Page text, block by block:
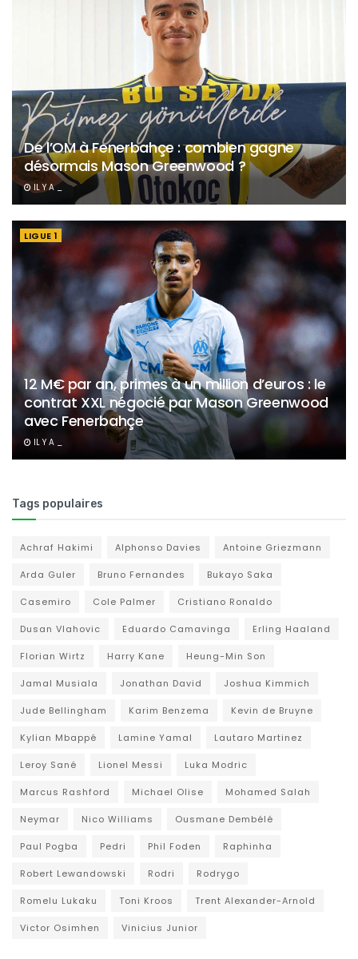
De l’OM à Fenerbahçe : combien gagne
désormais Mason Greenwood ?
IL Y A _
LIGUE 1
12 M€ par an, primes à un million d’euros : le
contrat XXL négocié par Mason Greenwood
avec Fenerbahçe
IL Y A _
Tags populaires
Achraf Hakimi Alphonso Davies Antoine Griezmann
Arda Guler Bruno Fernandes Bukayo Saka
Casemiro Cole Palmer Cristiano Ronaldo
Dusan Vlahovic Eduardo Camavinga Erling Haaland
Florian Wirtz Harry Kane Heung-Min Son
Jamal Musiala Jonathan David Joshua Kimmich
Jude Bellingham Karim Benzema Kevin de Bruyne
Kylian Mbappé Lamine Yamal Lautaro Martinez
Leroy Sané Lionel Messi Luka Modric
Marcus Rashford Michael Olise Mohamed Salah
Neymar Nico Williams Ousmane Dembélé
Paul Pogba Pedri Phil Foden Raphinha
Robert Lewandowski Rodri Rodrygo
Romelu Lukaku Toni Kroos Trent Alexander-Arnold
Victor Osimhen Vinicius Junior